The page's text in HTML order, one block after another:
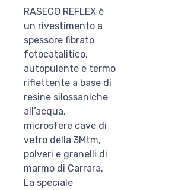
RASECO REFLEX è
un rivestimento a
spessore fibrato
fotocatalitico,
autopulente e termo
riflettente a base di
resine silossaniche
all’acqua,
microsfere cave di
vetro della 3Mtm,
polveri e granelli di
marmo di Carrara.
La speciale